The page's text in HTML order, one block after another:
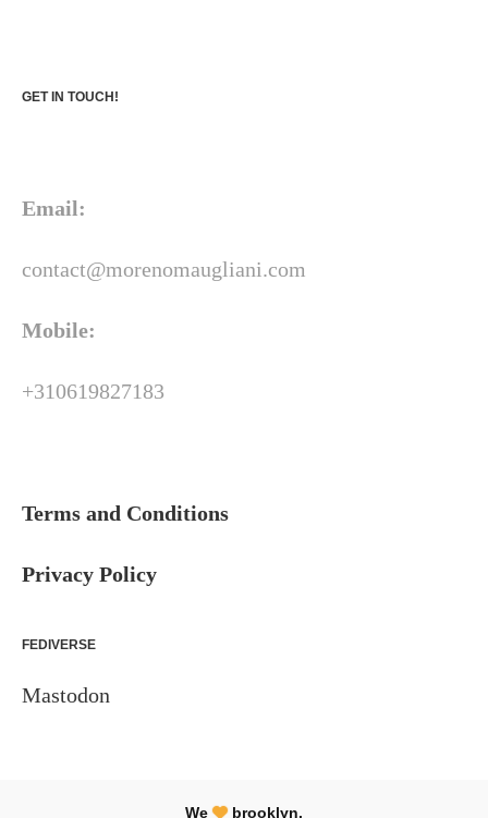
GET IN TOUCH!
Email:
contact@morenomaugliani.com
Mobile:
+310619827183
Terms and Conditions
Privacy Policy
FEDIVERSE
Mastodon
We brooklyn.